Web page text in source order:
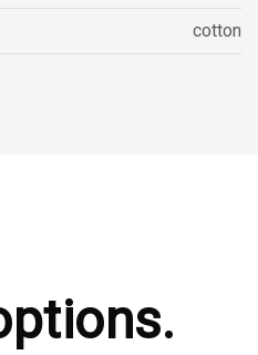
cotton